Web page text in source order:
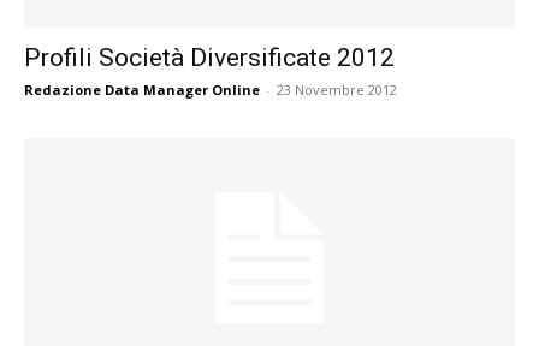
Profili Società Diversificate 2012
Redazione Data Manager Online - 23 Novembre 2012